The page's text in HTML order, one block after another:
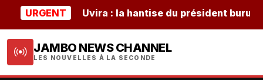
URGENT Uvira : la hantise du président burundais
JAMBO NEWS CHANNEL
LES NOUVELLES À LA SECONDE